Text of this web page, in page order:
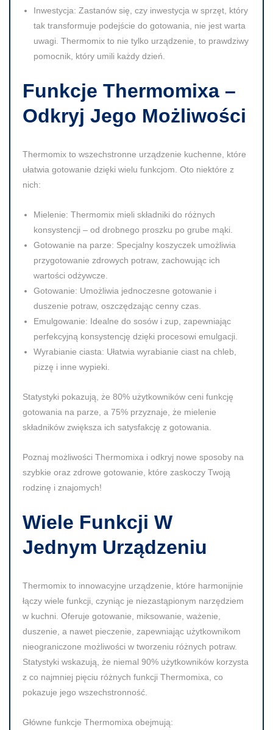
Inwestycja: Zastanów się, czy inwestycja w sprzęt, który
tak transformuje podejście do gotowania, nie jest warta
uwagi. Thermomix to nie tylko urządzenie, to prawdziwy
pomocnik, który umili każdy dzień.
Funkcje Thermomixa –
Odkryj Jego Możliwości
Thermomix to wszechstronne urządzenie kuchenne, które
ułatwia gotowanie dzięki wielu funkcjom. Oto niektóre z
nich:
Mielenie: Thermomix mieli składniki do różnych
konsystencji – od drobnego proszku po grube mąki.
Gotowanie na parze: Specjalny koszyczek umożliwia
przygotowanie zdrowych potraw, zachowując ich
wartości odżywcze.
Gotowanie: Umożliwia jednoczesne gotowanie i
duszenie potraw, oszczędzając cenny czas.
Emulgowanie: Idealne do sosów i zup, zapewniając
perfekcyjną konsystencję dzięki procesowi emulgacji.
Wyrabianie ciasta: Ułatwia wyrabianie ciast na chleb,
pizzę i inne wypieki.
Statystyki pokazują, że 80% użytkowników ceni funkcję
gotowania na parze, a 75% przyznaje, że mielenie
składników zwiększa ich satysfakcję z gotowania.
Poznaj możliwości Thermomixa i odkryj nowe sposoby na
szybkie oraz zdrowe gotowanie, które zaskoczy Twoją
rodzinę i znajomych!
Wiele Funkcji W
Jednym Urządzeniu
Thermomix to innowacyjne urządzenie, które harmonijnie
łączy wiele funkcji, czyniąc je niezastąpionym narzędziem
w kuchni. Oferuje gotowanie, miksowanie, ważenie,
duszenie, a nawet pieczenie, zapewniając użytkownikom
nieograniczone możliwości w tworzeniu różnych potraw.
Statystyki wskazują, że niemal 90% użytkowników korzysta
z co najmniej pięciu różnych funkcji Thermomixa, co
pokazuje jego wszechstronność.
Główne funkcje Thermomixa obejmują: